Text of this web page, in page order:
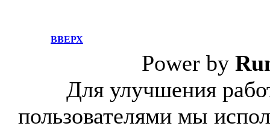
ВВЕРХ
Power by
Для улучшения
пользователями мы